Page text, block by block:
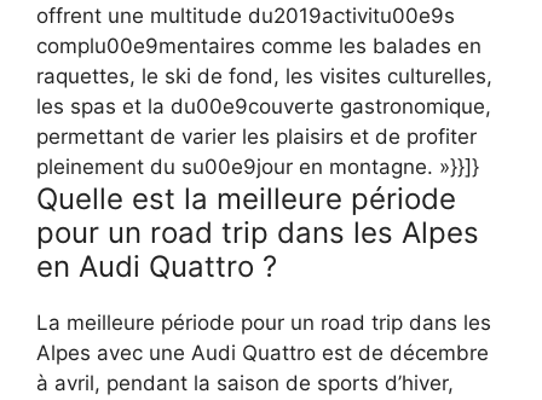
offrent une multitude du2019activitu00e9s
complu00e9mentaires comme les balades en
raquettes, le ski de fond, les visites culturelles,
les spas et la du00e9couverte gastronomique,
permettant de varier les plaisirs et de profiter
pleinement du su00e9jour en montagne. »}}]}
Quelle est la meilleure période
pour un road trip dans les Alpes
en Audi Quattro ?
La meilleure période pour un road trip dans les
Alpes avec une Audi Quattro est de décembre
à avril, pendant la saison de sports d’hiver,